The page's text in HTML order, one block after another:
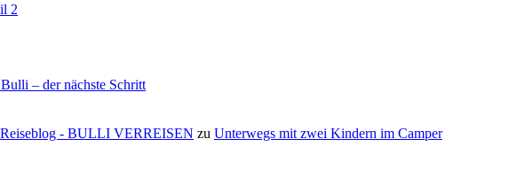
2
– der nächste Schritt
- BULLI VERREISEN zu Unterwegs mit zwei Kindern im Camper